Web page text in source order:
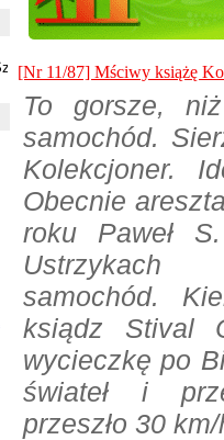
[Nr 11/87] Mściwy książę
To gorsze,
samochód.
Kolekcjoner.
Obecnie
roku Paweł
Ustrzykach
samochód.
ksiądz Stival
wycieczkę po
świateł i
przeszło 30